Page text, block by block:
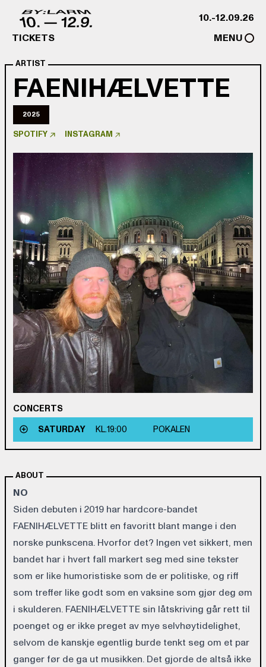
Skip to content
10.-12.09.26
TICKETS
MENU
ARTIST
FAENIHÆLVETTE
2025
SPOTIFY INSTAGRAM
CONCERTS
SATURDAY
KL.19:00 POKALEN
ABOUT
NO
Siden debuten i 2019 har hardcore-bandet
FAENIHÆLVETTE blitt en favoritt blant mange i den
norske punkscena. Hvorfor det? Ingen vet sikkert, men
bandet har i hvert fall markert seg med sine tekster
som er like humoristiske som de er politiske, og riff
som treffer like godt som en vaksine som gjør deg øm
i skulderen. FAENIHÆLVETTE sin låtskriving går rett til
poenget og er ikke preget av mye selvhøytidelighet,
selvom de kanskje egentlig burde tenkt seg om et par
ganger før de ga ut musikken. Det gjorde de altså ikke